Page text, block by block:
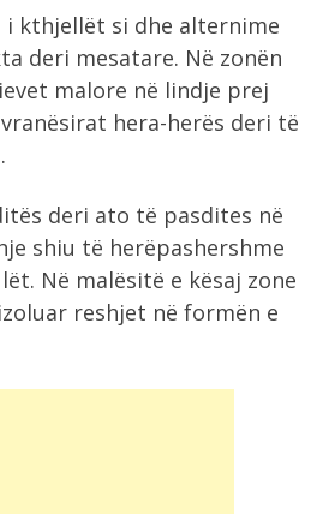
kthjellët si dhe alternime
deri mesatare. Në zonën
malore në lindje prej
hera-herës deri të
deri ato të pasdites në
shiu të herëpashershme
Në malësitë e kësaj zone
reshjet në formën e